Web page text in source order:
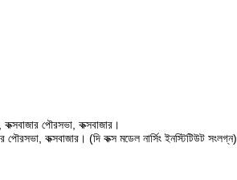
পৌরসভা, কক্সবাজার।
পৌরসভা, কক্সবাজার। (দি কক্স মডেল নার্সিং ইনস্টিটিউট সংলগ্ন)